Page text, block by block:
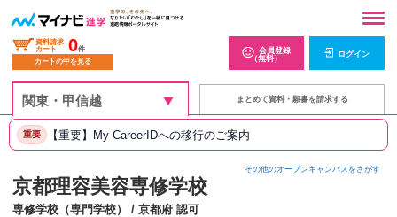
資料請求
カート
0件
カートの中を見る
会員登録
（無料）
ログイン
まとめて資料・願書を請求する
重要 【重要】My CareerIDへの移行のご案内
その他のオープンキャンパスをさがす
京都理容美容専修学校
専修学校（専門学校） / 京都府 認可